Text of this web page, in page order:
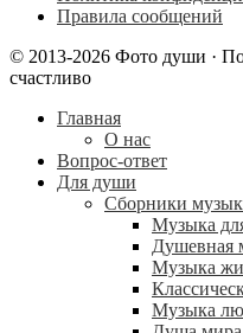
Правила сообщений
© 2013-2026 Фото души ·
счастливо
Главная
О нас
Вопрос-ответ
Для души
Сборники
Музыка
Душевная
Музыка
Музыка